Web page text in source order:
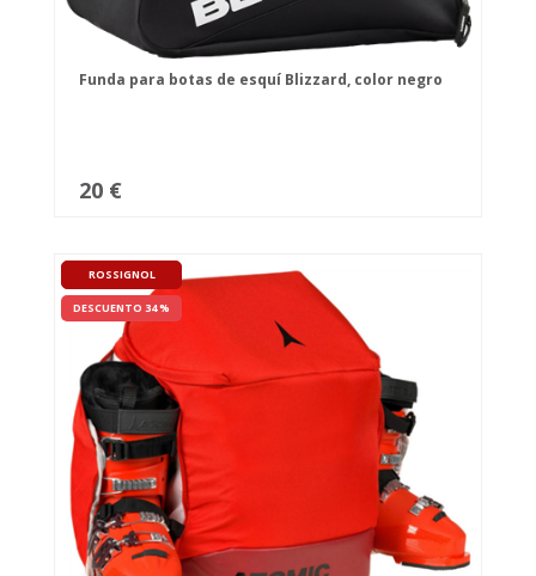
Funda para botas de esquí Blizzard, color negro
20 €
ROSSIGNOL
DESCUENTO 34 %